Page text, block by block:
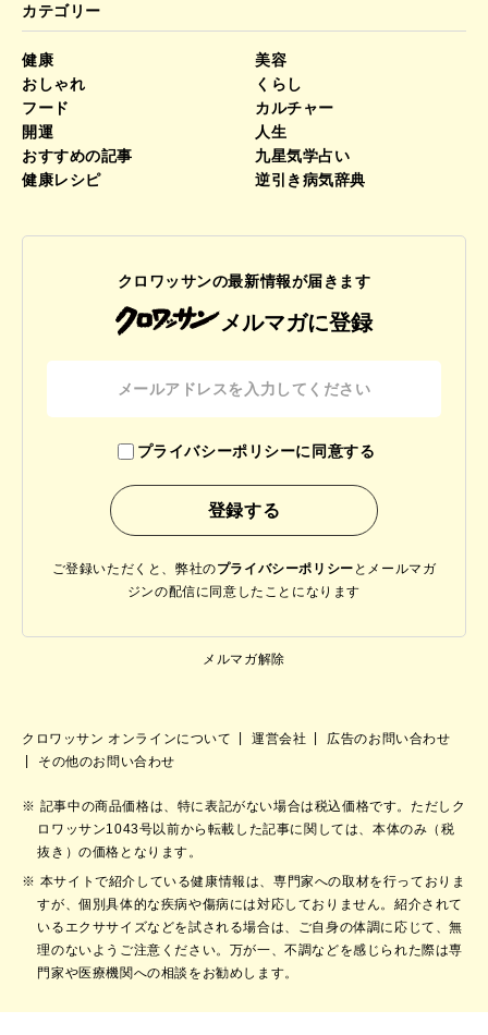
カテゴリー
健康
美容
おしゃれ
くらし
フード
カルチャー
開運
人生
おすすめの記事
九星気学占い
健康レシピ
逆引き病気辞典
クロワッサンの最新情報が届きます
メルマガに登録
プライバシーポリシーに同意する
ご登録いただくと、弊社のプライバシーポリシー と メールマガ
ジンの配信に同意したことになります
メルマガ解除
クロワッサン オンラインについて 運営会社
広告のお問い合わせ
その他のお問い合わせ
記事中の商品価格は、特に表記がない場合は税込価格です。ただしク
ロワッサン1043号以前から転載した記事に関しては、本体のみ（税
抜き）の価格となります。
本サイトで紹介している健康情報は、専門家への取材を行っておりま
すが、個別具体的な疾病や傷病には対応しておりません。紹介されて
いるエクササイズなどを試される場合は、ご自身の体調に応じて、無
理のないようご注意ください。万が一、不調などを感じられた際は専
門家や医療機関への相談をお勧めします。